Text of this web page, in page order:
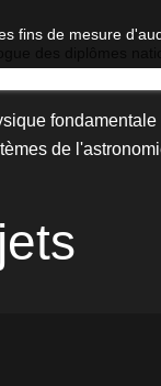
fins de mesure
de